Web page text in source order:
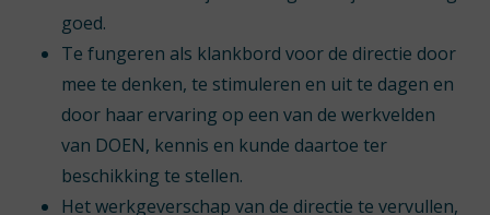
goed.
Te fungeren als klankbord voor de directie door
mee te denken, te stimuleren en uit te dagen en
door haar ervaring op een van de werkvelden
van DOEN, kennis en kunde daartoe ter
beschikking te stellen.
Het werkgeverschap van de directie te vervullen,